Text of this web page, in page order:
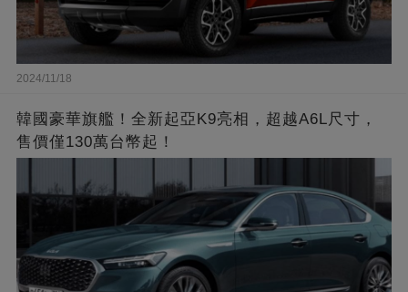
2024/11/18
韓國豪華旗艦！全新起亞K9亮相，超越A6L尺寸，
售價僅130萬台幣起！